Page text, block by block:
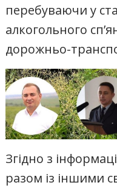
перебуваючи у
алкогольного
дорожньо-
Згідно з
разом із іншими